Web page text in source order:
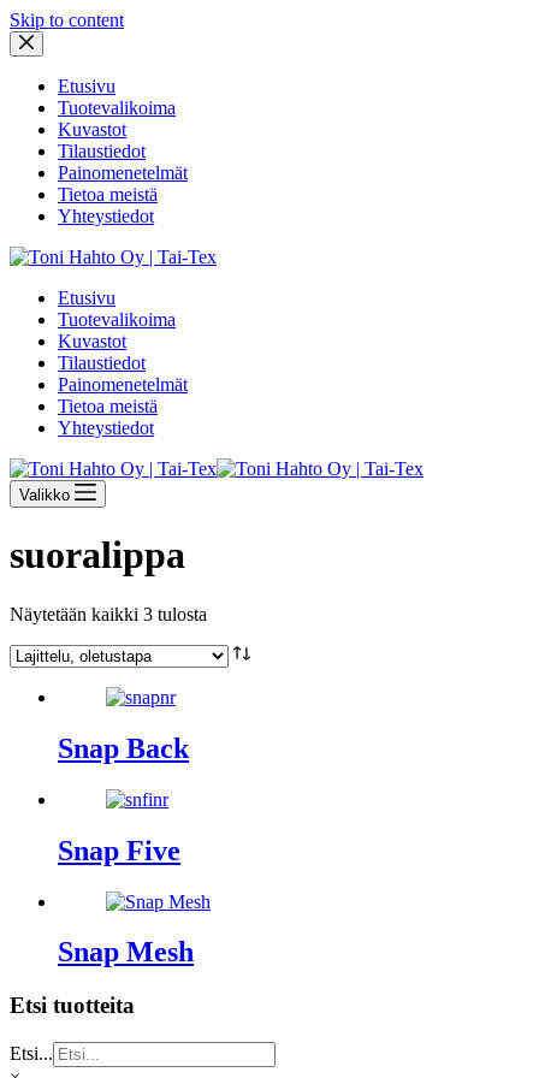
Skip to content
Etusivu
Tuotevalikoima
Kuvastot
Tilaustiedot
Painomenetelmät
Tietoa meistä
Yhteystiedot
Etusivu
Tuotevalikoima
Kuvastot
Tilaustiedot
Painomenetelmät
Tietoa meistä
Yhteystiedot
Valikko
suoralippa
Näytetään kaikki 3 tulosta
Snap Back
Snap Five
Snap Mesh
Etsi tuotteita
Etsi...